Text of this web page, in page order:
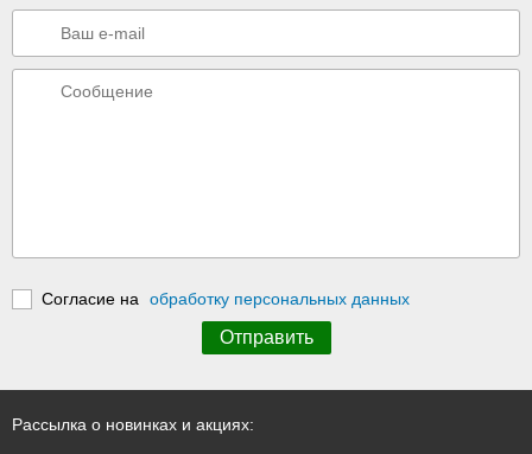
Согласие на обработку персональных данных
Рассылка о новинках и акциях: